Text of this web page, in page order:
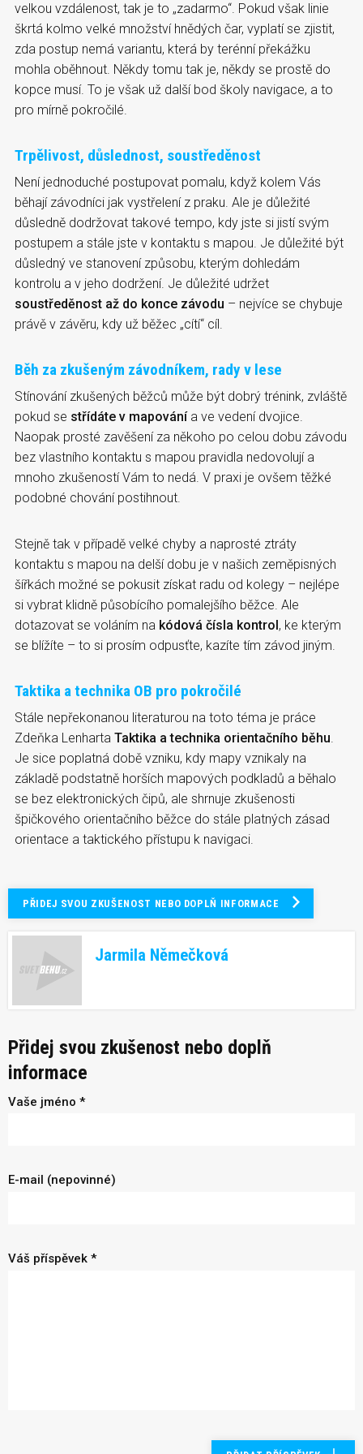
velkou vzdálenost, tak je to „zadarmo“. Pokud však linie
škrtá kolmo velké množství hnědých čar, vyplatí se zjistit,
zda postup nemá variantu, která by terénní překážku
mohla oběhnout. Někdy tomu tak je, někdy se prostě do
kopce musí. To je však už další bod školy navigace, a to
pro mírně pokročilé.
Trpělivost, důslednost, soustředěnost
Není jednoduché postupovat pomalu, když kolem Vás
běhají závodníci jak vystřelení z praku. Ale je důležité
důsledně dodržovat takové tempo, kdy jste si jistí svým
postupem a stále jste v kontaktu s mapou. Je důležité být
důsledný ve stanovení způsobu, kterým dohledám
kontrolu a v jeho dodržení. Je důležité udržet
soustředěnost až do konce závodu – nejvíce se chybuje
právě v závěru, kdy už běžec „cítí“ cíl.
Běh za zkušeným závodníkem, rady v lese
Stínování zkušených běžců může být dobrý trénink, zvláště
pokud se střídáte v mapovánía ve vedení dvojice.
Naopak prosté zavěšení za někoho po celou dobu závodu
bez vlastního kontaktu s mapou pravidla nedovolují a
mnoho zkušeností Vám to nedá. V praxi je ovšem těžké
podobné chování postihnout.
Stejně tak v případě velké chyby a naprosté ztráty
kontaktu s mapou na delší dobu je v našich zeměpisných
šířkách možné se pokusit získat radu od kolegy – nejlépe
si vybrat klidně působícího pomalejšího běžce. Ale
dotazovat se voláním na kódová čísla kontrol, ke kterým
se blížíte – to si prosím odpusťte, kazíte tím závod jiným.
Taktika a technika OB pro pokročilé
Stále nepřekonanou literaturou na toto téma je práce
Zdeňka Lenharta Taktika a technika orientačního běhu
Je sice poplatná době vzniku, kdy mapy vznikaly na
základě podstatně horších mapových podkladů a běhalo
se bez elektronických čipů, ale shrnuje zkušenosti
špičkového orientačního běžce do stále platných zásad
orientace a taktického přístupu k navigaci.
PŘIDEJ SVOU ZKUŠENOST NEBO DOPLŇ INFORMACE
Jarmila Němečková
Přidej svou zkušenost nebo doplň
informace
Vaše jméno *
E-mail (nepovinné)
Váš příspěvek *